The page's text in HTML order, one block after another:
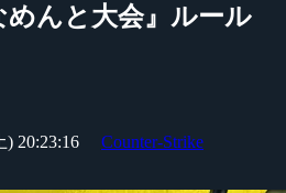
めんと大会』ルール
) 20:23:16 Counter-Strike